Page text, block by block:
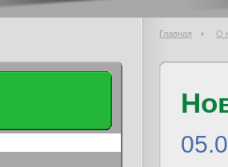
Главная О